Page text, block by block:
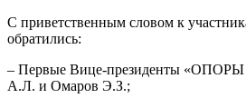
С приветственным словом к
обратились:
– Первые Вице-президенты
А.Л. и Омаров Э.З.;